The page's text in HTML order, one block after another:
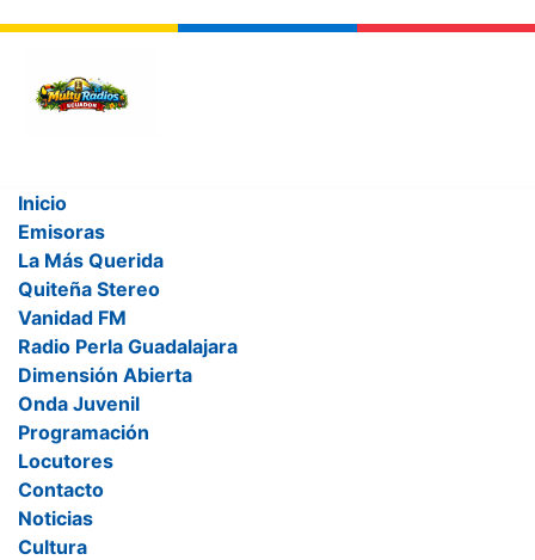
Inicio
Emisoras
La Más Querida
Quiteña Stereo
Vanidad FM
Radio Perla Guadalajara
Dimensión Abierta
Onda Juvenil
Programación
Locutores
Contacto
Noticias
Cultura
Aviso Legal
Aviso Legal
1. Identificación del Titular
Multy Radios
programación diversa que incluye noticias, música y
entretenimiento.